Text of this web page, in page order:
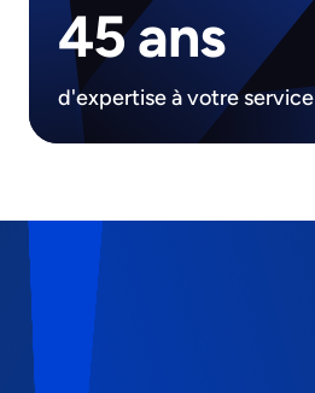
45 ans
d'expertise à votre service